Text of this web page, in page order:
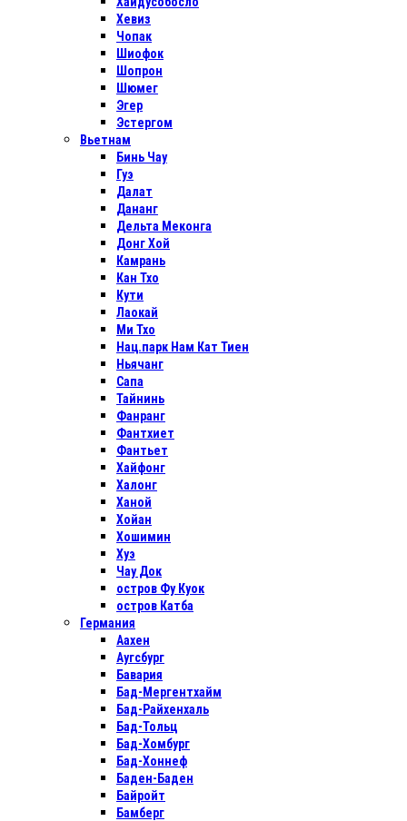
Хевиз
Чопак
Шиофок
Шопрон
Шюмег
Эгер
Эстергом
Вьетнам
Бинь Чау
Гуэ
Далат
Дананг
Дельта Меконга
Донг Хой
Камрань
Кан Тхо
Кути
Лаокай
Ми Тхо
Нац.парк Нам Кат Тиен
Ньячанг
Сапа
Тайнинь
Фанранг
Фантхиет
Фантьет
Хайфонг
Халонг
Ханой
Хойан
Хошимин
Хуэ
Чау Док
остров Фу Куок
остров Катба
Германия
Аахен
Аугсбург
Бавария
Бад-Мергентхайм
Бад-Райхенхаль
Бад-Тольц
Бад-Хомбург
Бад-Хоннеф
Баден-Баден
Байройт
Бамберг